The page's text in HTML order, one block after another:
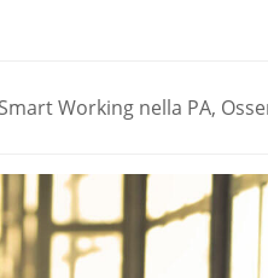
Working nella PA,